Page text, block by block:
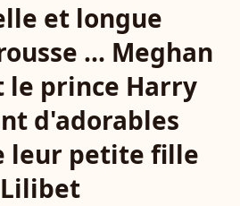
et longue
... Meghan
le prince Harry
d'adorables
leur petite fille
Lilibet